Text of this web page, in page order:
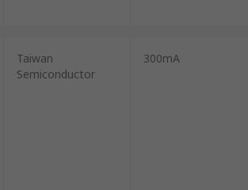
Taiwan
Semiconductor
300mA